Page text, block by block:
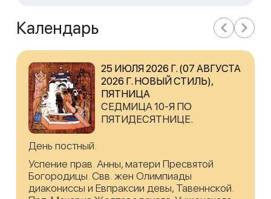
Календарь
25 ИЮЛЯ 2026 Г. (07 АВГУСТА
2026 Г. НОВЫЙ СТИЛЬ),
ПЯТНИЦА
СЕДМИЦА 10-Я ПО
ПЯТИДЕСЯТНИЦЕ.
День постный.
Успение прав. Анны, матери Пресвятой
Богородицы. Свв. жен Олимпиады
диакониссы и Евпраксии девы, Тавеннской.